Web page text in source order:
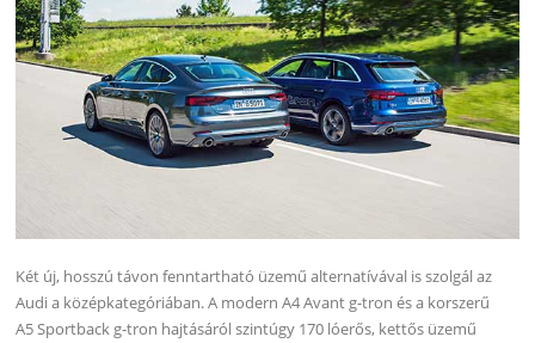
Két új, hosszú távon fenntartható üzemű alternatívával is szolgál az
Audi a középkategóriában. A modern A4 Avant g-tron és a korszerű
A5 Sportback g-tron hajtásáról szintúgy 170 lóerős, kettős üzemű